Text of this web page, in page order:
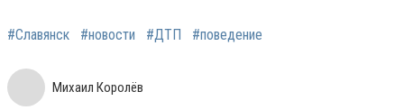
#Славянск #новости #ДТП #поведение
Михаил Королёв